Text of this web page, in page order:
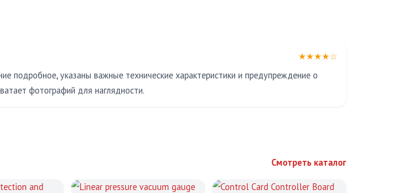
★★★★☆
подробное, указаны важные технические характеристики и предупреждение о
фотографий для наглядности.
Смотреть каталог